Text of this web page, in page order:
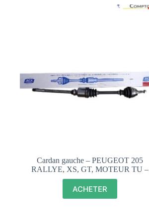
Cardan gauche – PEUGEOT 205
RALLYE, XS, GT, MOTEUR TU –
P0596T
ACHETER